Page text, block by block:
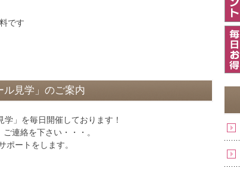
です
ル見学」のご案内
」を毎日開催しております！
連絡を下さい・・・。
ポートをします。